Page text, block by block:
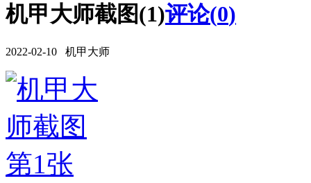
机甲大师截图(1)评论(0)
2022-02-10 机甲大师